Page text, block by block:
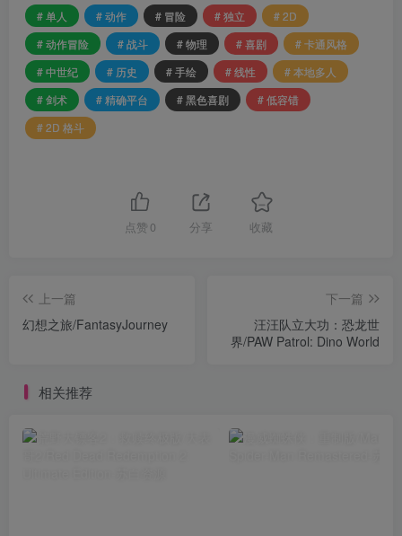
# 单人
# 动作 # 冒险 # 独立
# 2D
# 动作冒险
# 战斗 # 物理 # 喜剧
# 卡通风格
# 中世纪
# 历史 # 手绘 # 线性
# 本地多人
# 剑术
# 精确平台 # 黑色喜剧
# 低容错
# 2D 格斗
点赞 0 分享 收藏
上一篇
幻想之旅/FantasyJourney
下一篇
汪汪队立大功：恐龙世
界/PAW Patrol: Dino World
相关推荐